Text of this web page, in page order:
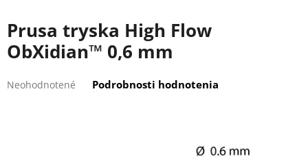
Prusa tryska High Flow
ObXidian™ 0,6 mm
hodnotenie
Neohodnotené Podrobnosti hodnotenia